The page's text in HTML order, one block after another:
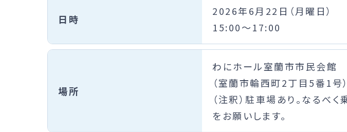
日時
2026年6月22日（月曜日）
15:00～17:00
場所
わにホール室蘭市市民会館
（室蘭市輪西町2丁目5番1号）
（注釈）駐車場あり。なるべ
をお願いします。